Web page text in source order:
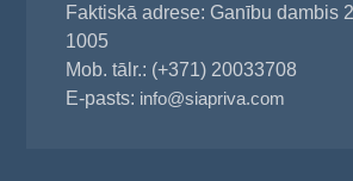
Faktiskā adrese: Ganību dambis
1005
Mob. tālr.: (+371) 20033708
E-pasts: info@siapriva.com